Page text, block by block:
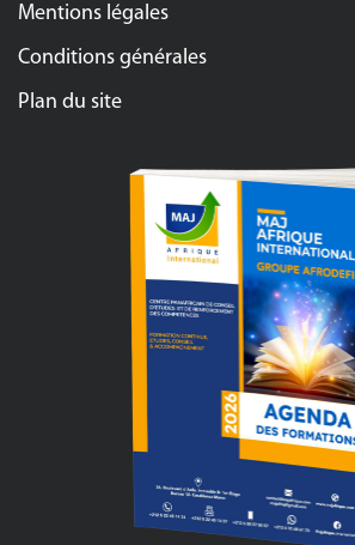
Mentions légales
Conditions générales
Plan du site